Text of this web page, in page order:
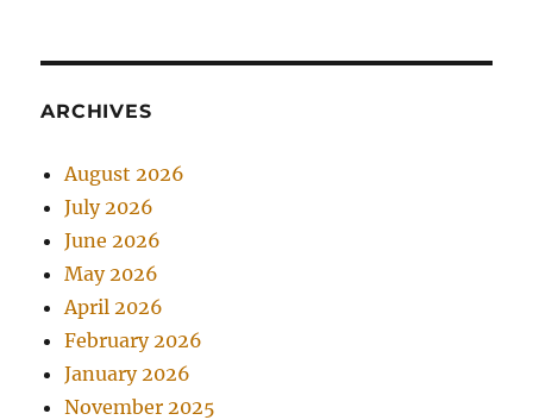
ARCHIVES
August 2026
July 2026
June 2026
May 2026
April 2026
February 2026
January 2026
November 2025